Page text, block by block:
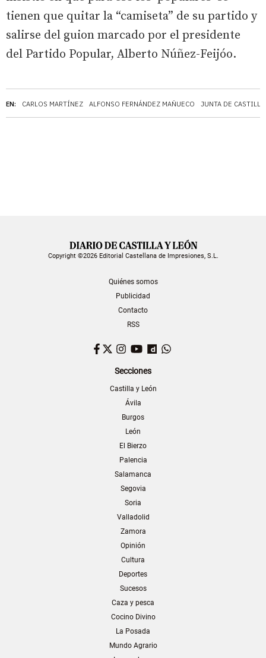
EN: CARLOS MARTÍNEZ ALFONSO FERNÁNDEZ MAÑUECO JUNTA DE
tienen que quitar la “camiseta” de su partido y
salirse del guion marcado por el presidente
del Partido Popular, Alberto Núñez-Feijóo.
Copyright ©2026 Editorial Castellana de Impresiones, S.L.
Quiénes somos
Publicidad
Contacto
RSS
Facebook
TwitterInstagram
YouTubeDailymotion
Secciones
Castilla y León
Ávila
Burgos
León
El Bierzo
Palencia
Salamanca
Segovia
Soria
Valladolid
Zamora
Opinión
Cultura
Deportes
Sucesos
Caza y pesca
Cocino Divino
La Posada
Mundo Agrario